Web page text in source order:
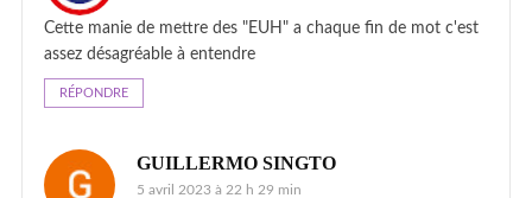
Cette manie de mettre des "EUH" a chaque fin de mot c'est
assez désagréable à entendre
RÉPONDRE
GUILLERMO SINGTO
5 avril 2023 à 22 h 29 min